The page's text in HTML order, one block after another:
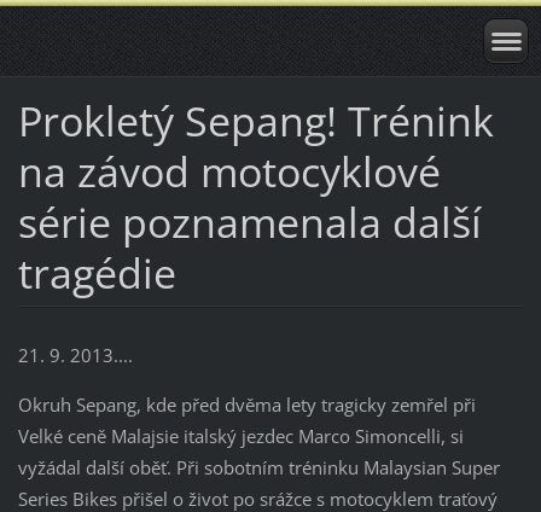
Prokletý Sepang! Trénink
na závod motocyklové
série poznamenala další
tragédie
21. 9. 2013....
Okruh Sepang, kde před dvěma lety tragicky zemřel při
Velké ceně Malajsie italský jezdec Marco Simoncelli, si
vyžádal další oběť. Při sobotním tréninku Malaysian Super
Series Bikes přišel o život po srážce s motocyklem traťový